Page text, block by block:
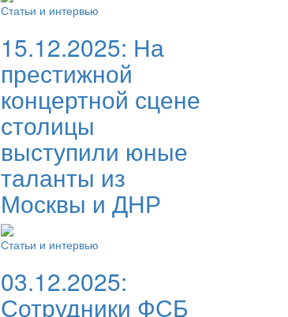
Статьи и интервью
15.12.2025: На
престижной
концертной сцене
столицы
выступили юные
таланты из
Москвы и ДНР
Статьи и интервью
03.12.2025:
Сотрудники ФСБ